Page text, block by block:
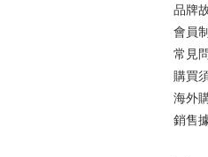
品牌
會員
常見
購買
海外
銷售